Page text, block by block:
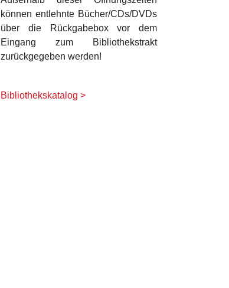
können entlehnte Bücher/CDs/DVDs
über die Rückgabebox vor dem
Eingang zum Bibliothekstrakt
zurückgegeben werden!
Bibliothekskatalog >